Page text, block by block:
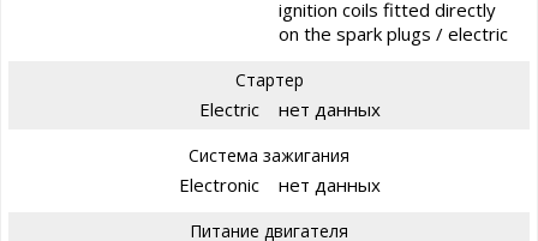
ignition coils fitted directly
on the spark plugs / electric
Стартер
Electric нет данных
Система зажигания
Electronic нет данных
Питание двигателя